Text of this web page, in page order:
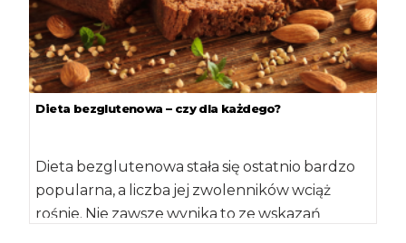
Dieta bezglutenowa – czy dla każdego?
Dieta bezglutenowa stała się ostatnio bardzo
popularna, a liczba jej zwolenników wciąż
rośnie. Nie zawsze wynika to ze wskazań